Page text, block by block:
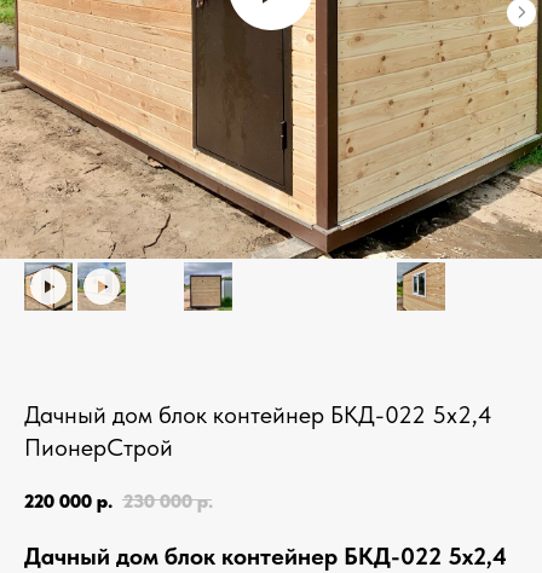
Дачный дом блок контейнер БКД-022 5х2,4
ПионерСтрой
220 000 р. 230 000 р.
Дачный дом блок контейнер БКД-022 5х2,4